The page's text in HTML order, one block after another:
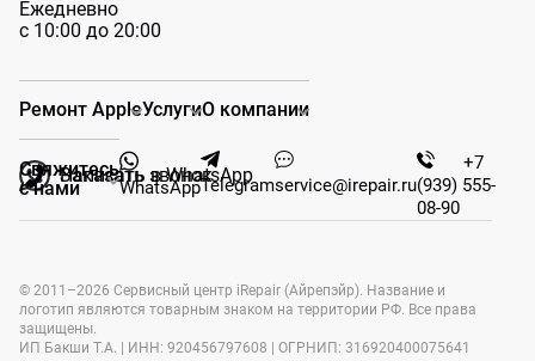
Ежедневно
с 10:00 до 20:00
Заказать звонок
Написать в WhatsApp
Ремонт AppleУслугиО компании
Свяжитесь
с нами
WhatsAppTelegramservice@irepair.ru
+7
(939) 555-
08-90
© 2011–2026 Сервисный центр iRepair (Айрепэйр). Название и
логотип являются товарным знаком на территории РФ. Все права
защищены.
ИП Бакши Т.А. | ИНН: 920456797608 | ОГРНИП: 316920400075641